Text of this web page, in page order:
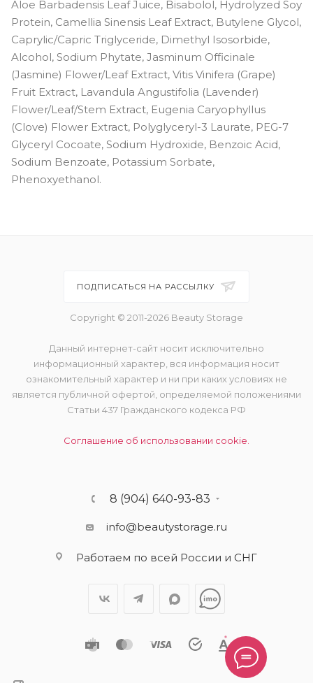
Aloe Barbadensis Leaf Juice, Bisabolol, Hydrolyzed Soy
Protein, Camellia Sinensis Leaf Extract, Butylene Glycol,
Caprylic/Capric Triglyceride, Dimethyl Isosorbide,
Alcohol, Sodium Phytate, Jasminum Officinale
(Jasmine) Flower/Leaf Extract, Vitis Vinifera (Grape)
Fruit Extract, Lavandula Angustifolia (Lavender)
Flower/Leaf/Stem Extract, Eugenia Caryophyllus
(Clove) Flower Extract, Polyglyceryl-3 Laurate, PEG-7
Glyceryl Cocoate, Sodium Hydroxide, Benzoic Acid,
Sodium Benzoate, Potassium Sorbate,
Phenoxyethanol.
ПОДПИСАТЬСЯ НА РАССЫЛКУ
Copyright © 2011-2026 Beauty Storage
Данный интернет-сайт носит исключительно
информационный характер, вся информация носит
ознакомительный характер и ни при каких условиях не
является публичной офертой, определяемой положениями
Статьи 437 Гражданского кодекса РФ
Соглашение об использовании cookie.
8 (904) 640-93-83
info@beautystorage.ru
Работаем по всей России и СНГ